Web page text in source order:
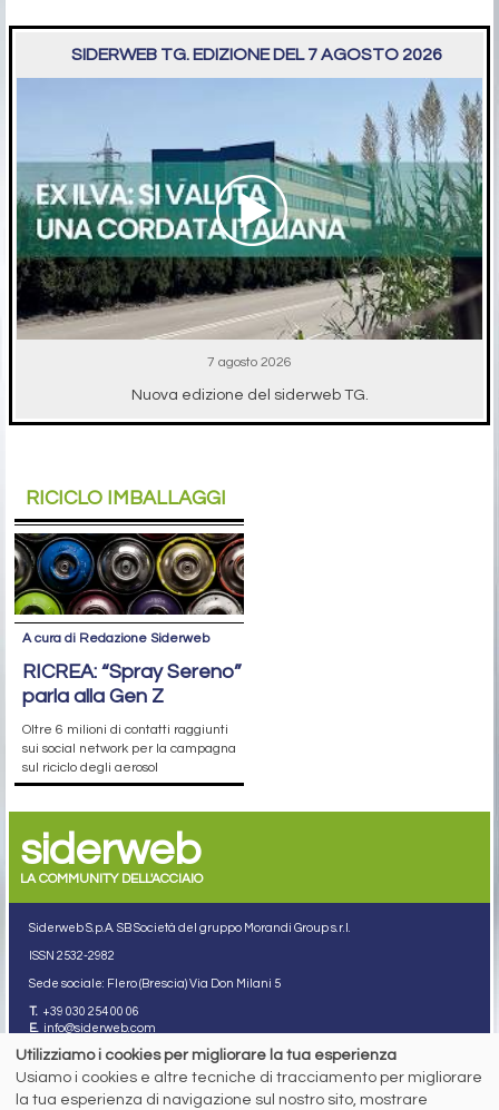
SIDERWEB TG. EDIZIONE DEL 7 AGOSTO 2026
7 agosto 2026
Nuova edizione del siderweb TG.
RICICLO IMBALLAGGI
A cura di Redazione Siderweb
RICREA: “Spray Sereno”
parla alla Gen Z
Oltre 6 milioni di contatti raggiunti
sui social network per la campagna
sul riciclo degli aerosol
siderweb
LA COMMUNITY DELL'ACCIAIO
Siderweb S.p.A. SB Società del gruppo Morandi Group s.r.l.
ISSN 2532-2982
Sede sociale: Flero (Brescia) Via Don Milani 5
T. +39 030 254 00 06
E. info@siderweb.com
Copyright siderweb spa sb
Tutti i diritti sono riservati
Privacy policy
Utilizziamo i cookies per migliorare la tua esperienza
Usiamo i cookies e altre tecniche di tracciamento per migliorare
la tua esperienza di navigazione sul nostro sito, mostrare